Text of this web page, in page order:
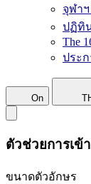
จุฬา
ปฏิทิ
The
ประ
On
ตัวช่วยการเข้
ขนาดตัวอักษร